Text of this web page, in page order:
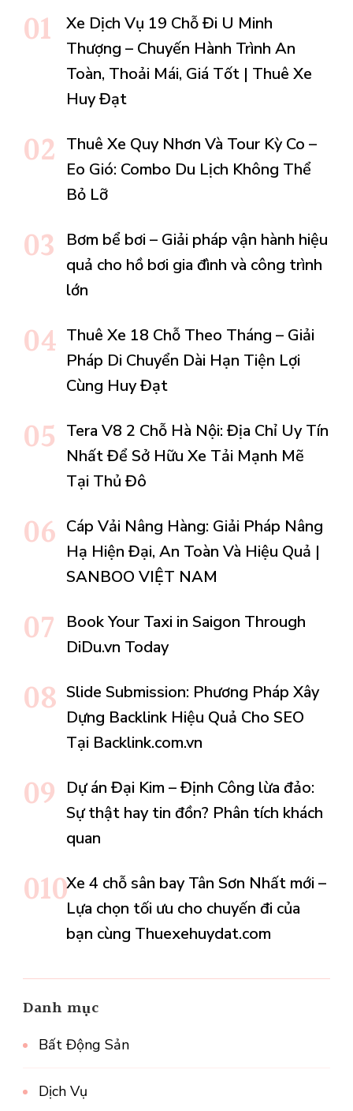
Xe Dịch Vụ 19 Chỗ Đi U Minh
Thượng – Chuyến Hành Trình An
Toàn, Thoải Mái, Giá Tốt | Thuê Xe
Huy Đạt
Thuê Xe Quy Nhơn Và Tour Kỳ Co –
Eo Gió: Combo Du Lịch Không Thể
Bỏ Lỡ
Bơm bể bơi – Giải pháp vận hành hiệu
quả cho hồ bơi gia đình và công trình
lớn
Thuê Xe 18 Chỗ Theo Tháng – Giải
Pháp Di Chuyển Dài Hạn Tiện Lợi
Cùng Huy Đạt
Tera V8 2 Chỗ Hà Nội: Địa Chỉ Uy Tín
Nhất Để Sở Hữu Xe Tải Mạnh Mẽ
Tại Thủ Đô
Cáp Vải Nâng Hàng: Giải Pháp Nâng
Hạ Hiện Đại, An Toàn Và Hiệu Quả |
SANBOO VIỆT NAM
Book Your Taxi in Saigon Through
DiDu.vn Today
Slide Submission: Phương Pháp Xây
Dựng Backlink Hiệu Quả Cho SEO
Tại Backlink.com.vn
Dự án Đại Kim – Định Công lừa đảo:
Sự thật hay tin đồn? Phân tích khách
quan
Xe 4 chỗ sân bay Tân Sơn Nhất mới –
Lựa chọn tối ưu cho chuyến đi của
bạn cùng Thuexehuydat.com
Danh mục
Bất Động Sản
Dịch Vụ